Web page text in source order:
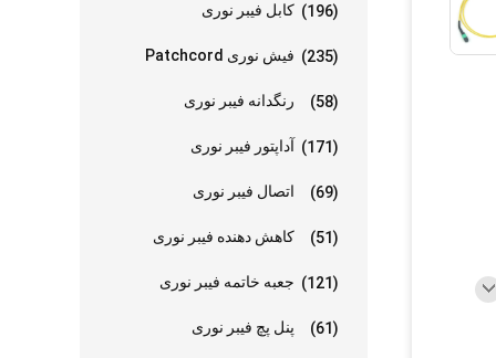
کابل فیبر نوری (196)
فیش نوری Patchcord (235)
رنگدانه فیبر نوری (58)
آداپتور فیبر نوری (171)
اتصال فیبر نوری (69)
کاهش دهنده فیبر نوری (51)
جعبه خاتمه فیبر نوری (121)
پنل پچ فیبر نوری (61)